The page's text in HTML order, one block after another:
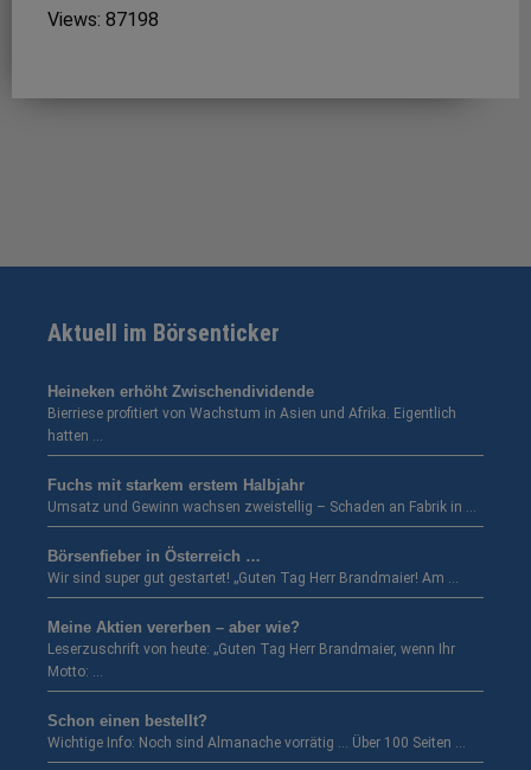
Views: 87198
Aktuell im Börsenticker
Heineken erhöht Zwischendividende
Bierriese profitiert von Wachstum in Asien und Afrika. Eigentlich
hatten …
Fuchs mit starkem erstem Halbjahr
Umsatz und Gewinn wachsen zweistellig – Schaden an Fabrik in …
Börsenfieber in Österreich …
Wir sind super gut gestartet! „Guten Tag Herr Brandmaier! Am …
Meine Aktien vererben – aber wie?
Leserzuschrift von heute: „Guten Tag Herr Brandmaier, wenn Ihr
Motto: …
Schon einen bestellt?
Wichtige Info: Noch sind Almanache vorrätig … Über 100 Seiten …